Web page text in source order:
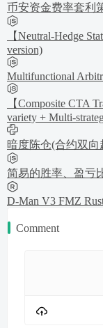
币安资金费率套利
【Neutral-Hedge
version)
Multifunctional
【Composite CTA
variety + Multi-
暗度陈仓(合约双向
简易的胜率、盈亏
D-Man V3 FMZ
Comment